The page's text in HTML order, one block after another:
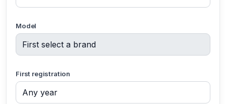
Model
First registration